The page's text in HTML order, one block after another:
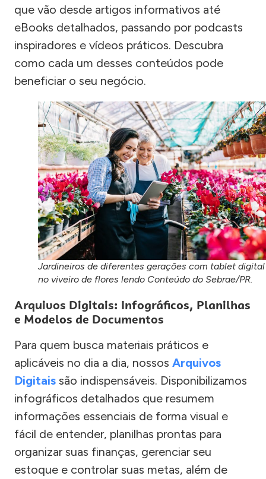
que vão desde artigos informativos até
eBooks detalhados, passando por podcasts
inspiradores e vídeos práticos. Descubra
como cada um desses conteúdos pode
beneficiar o seu negócio.
Jardineiros de diferentes gerações com tablet digital
no viveiro de flores lendo Conteúdo do Sebrae/PR.
Arquivos Digitais: Infográficos, Planilhas
e Modelos de Documentos
Para quem busca materiais práticos e
aplicáveis no dia a dia, nossos Arquivos
Digitais são indispensáveis. Disponibilizamos
infográficos detalhados que resumem
informações essenciais de forma visual e
fácil de entender, planilhas prontas para
organizar suas finanças, gerenciar seu
estoque e controlar suas metas, além de